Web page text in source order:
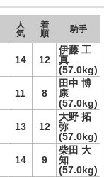
人
気
着
順
騎手
14 12
伊藤 工
真
(57.0kg)
11 8
田中 博
康
(57.0kg)
13 12
大野 拓
弥
(57.0kg)
14 9
柴田 大
知
(57.0kg)